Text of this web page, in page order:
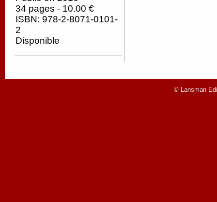
34 pages - 10.00 €
ISBN: 978-2-8071-0101-
2
Disponible
© Lansman